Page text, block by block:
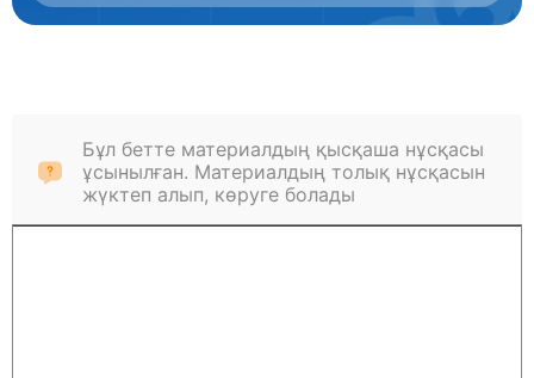
Бұл бетте материалдың қысқаша нұсқасы
ұсынылған. Материалдың толық нұсқасын
жүктеп алып, көруге болады